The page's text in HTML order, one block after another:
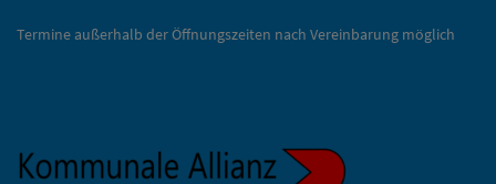
Termine außerhalb der Öffnungszeiten nach Vereinbarung möglich